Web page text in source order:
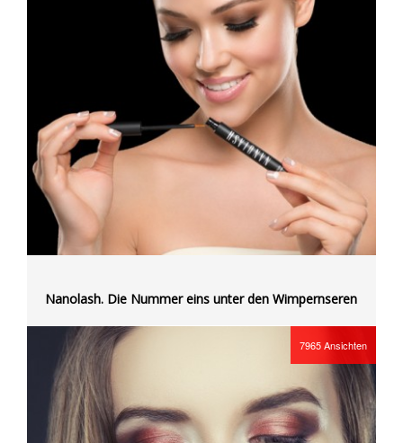
Nanolash. Die Nummer eins unter den Wimpernseren
7965Ansichten